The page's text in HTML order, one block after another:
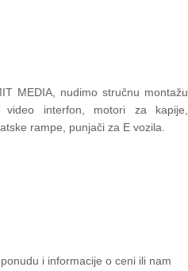
MEDIA, nudimo stručnu montažu
video interfon, motori za kapije,
rampe, punjači za E vozila.
i informacije o ceni ili nam